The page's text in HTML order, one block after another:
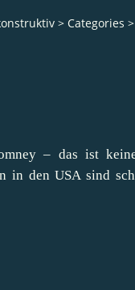
> Categories >
– das ist
in den USA sind